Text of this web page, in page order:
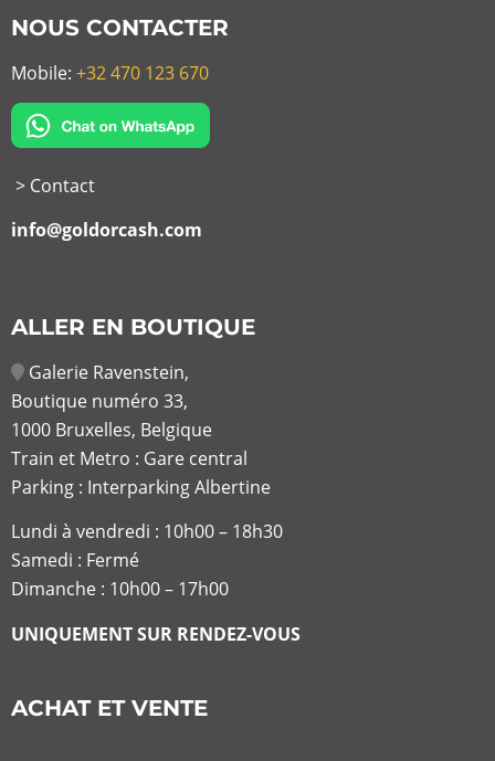
NOUS CONTACTER
Mobile: +32 470 123 670
> Contact
info@goldorcash.com
ALLER EN BOUTIQUE
Galerie Ravenstein,
Boutique numéro 33,
1000 Bruxelles, Belgique
Train et Metro : Gare central
Parking : Interparking Albertine
Lundi à vendredi : 10h00 – 18h30
Samedi : Fermé
Dimanche : 10h00 – 17h00
UNIQUEMENT SUR RENDEZ-VOUS
ACHAT ET VENTE